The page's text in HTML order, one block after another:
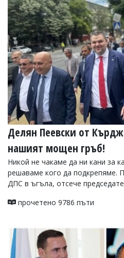
Делян Пеевски от
нашият мощен гръб!
Никой не чакаме да ни кани за
решаваме кого да подкрепяме.
ДПС в ъгъла, отсече
прочетено 9786 пъти